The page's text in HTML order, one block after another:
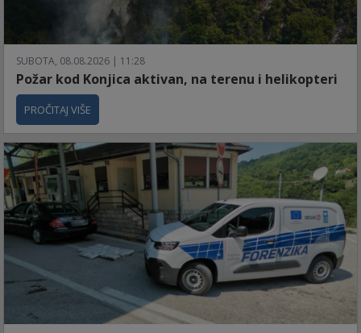
SUBOTA, 08.08.2026 | 11:28
Požar kod Konjica aktivan, na terenu i helikopteri
PROČITAJ VIŠE